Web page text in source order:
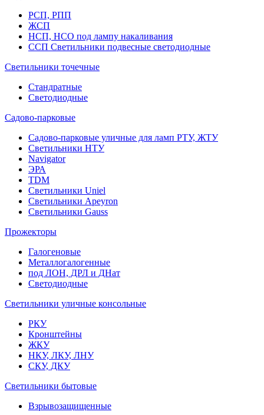
РСП, РПП
ЖСП
НСП, НСО под лампу накаливания
ССП Светильники подвесные светодиодные
Светильники точечные
Стандратные
Светодиодные
Садово-парковые
Садово-парковые уличные для ламп РТУ, ЖТУ
Светильники НТУ
Navigator
ЭРА
TDM
Светильники Uniel
Светильники Apeyron
Светильники Gauss
Прожекторы
Галогеновые
Металлогалогенные
под ЛОН, ДРЛ и ДНат
Светодиодные
Светильники уличные консольные
РКУ
Кронштейны
ЖКУ
НКУ, ЛКУ, ЛНУ
СКУ, ДКУ
Светильники бытовые
Взрывозащищенные